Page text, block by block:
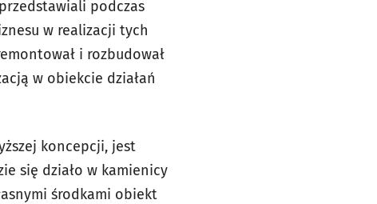
podczas
w realizacji tych
i rozbudował
w obiekcie działań
koncepcji, jest
się działo w kamienicy
środkami obiekt